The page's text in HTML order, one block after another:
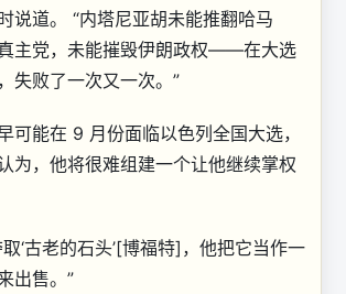
说道。 “内塔尼亚胡未能推翻哈马
主党，未能摧毁伊朗政权——在大选
失败了一次又一次。”
可能在 9 月份面临以色列全国大选，
为，他将很难组建一个让他继续掌权
‘古老的石头’[博福特]， 他把它当作一
出售。”